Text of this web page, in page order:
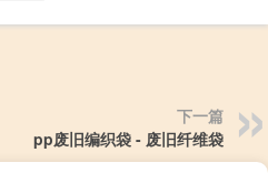
下一篇
pp废旧编织袋 - 废旧纤维袋